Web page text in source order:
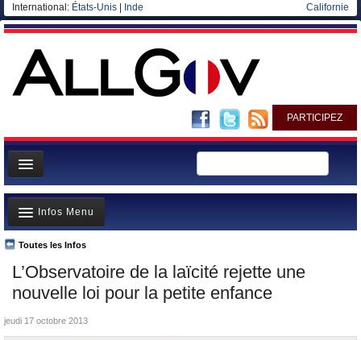
International: États-Unis Inde Californie
PARTICIPEZ
Page d'accueil
Infos
Gouvernement
Ministères/Directions
Blog
Elections européennes
L’Observatoire de la laïcité rejette une
nouvelle loi pour la petite enfance
Toutes les Infos
Infos Menu
A la Une
Polémiques
La France et le Monde
jeudi 17 octobre 2013